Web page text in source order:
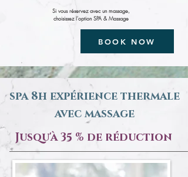
Si vous réservez avec un massage,
choisissez l'option SPA & Massage​​​
BOOK NOW
spa 8h expérience thermale
avec massage
Jusqu'à 35 % de réduction